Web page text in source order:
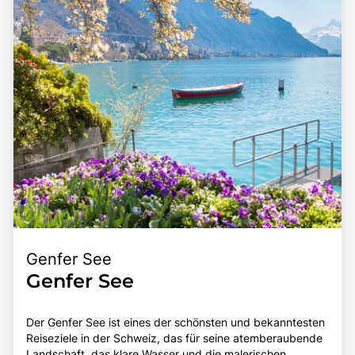
Genfer See
Genfer See
Der Genfer See ist eines der schönsten und bekanntesten
Reiseziele in der Schweiz, das für seine atemberaubende